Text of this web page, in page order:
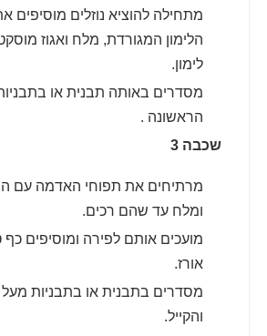
מתחילה להוציא נוזלים מוסיפים
הלימון המגורדת, מלח ואגוז
לימון.
מסדרים באותה תבנית או
הראשונה .
שכבה 3
מרתיחים את תפוחי האדמה עם
ומלח עד שהם רכים.
מועכים אותם לפירה ומוסיפים כף
אורז.
מסדרים בתבנית או בתבניות מעל
והקייל.